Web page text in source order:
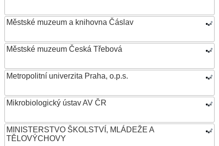
Městské muzeum a knihovna Čáslav
Městské muzeum Česká Třebová
Metropolitní univerzita Praha, o.p.s.
Mikrobiologický ústav AV ČR
MINISTERSTVO ŠKOLSTVÍ, MLÁDEŽE A
TĚLOVÝCHOVY